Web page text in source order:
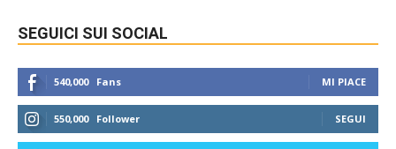
SEGUICI SUI SOCIAL
540,000 Fans MI PIACE
550,000 Follower SEGUI